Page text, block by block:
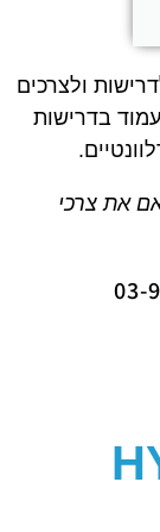
ולצרכים
בדרישות
את צרכי